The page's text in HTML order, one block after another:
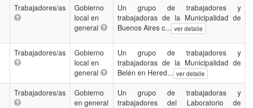
Trabajadores/as
Gobierno
local en
general
Un grupo de trabajadores y
trabajadoras de la Municipalidad de
Buenos Aires c... ver detalle
Trabajadores/as
Gobierno
local en
general
Un grupo de trabajadores y
trabajadoras de la Municipalidad de
Belén en Hered... ver detalle
Trabajadores/as
Gobierno
en general
Un grupo de trabajadoras y
trabajadores del Laboratorio de